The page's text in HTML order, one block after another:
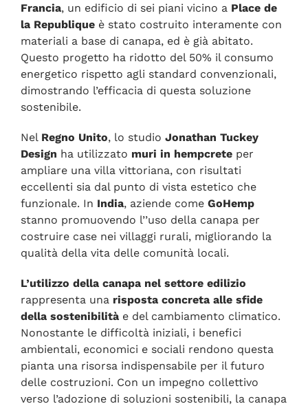
Francia, un edificio di sei piani vicino a Place de
la Republique è stato costruito interamente con
materiali a base di canapa, ed è già abitato.
Questo progetto ha ridotto del 50% il consumo
energetico rispetto agli standard convenzionali,
dimostrando l’efficacia di questa soluzione
sostenibile.
Nel Regno Unito, lo studio Jonathan Tuckey
Design ha utilizzato muri in hempcrete per
ampliare una villa vittoriana, con risultati
eccellenti sia dal punto di vista estetico che
funzionale. In India, aziende come GoHemp
stanno promuovendo l’’uso della canapa per
costruire case nei villaggi rurali, migliorando la
qualità della vita delle comunità locali.
L’utilizzo della canapa nel settore edilizio
rappresenta una risposta concreta alle sfide
della sostenibilità e del cambiamento climatico.
Nonostante le difficoltà iniziali, i benefici
ambientali, economici e sociali rendono questa
pianta una risorsa indispensabile per il futuro
delle costruzioni. Con un impegno collettivo
verso l’adozione di soluzioni sostenibili, la canapa